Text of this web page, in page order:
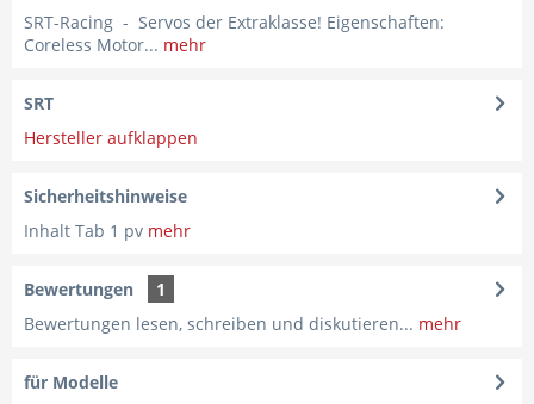
SRT-Racing - Servos der Extraklasse! Eigenschaften:
Coreless Motor... mehr
SRT
Hersteller aufklappen
Sicherheitshinweise
Inhalt Tab 1 pv mehr
Bewertungen
1
Bewertungen lesen, schreiben und diskutieren... mehr
für Modelle